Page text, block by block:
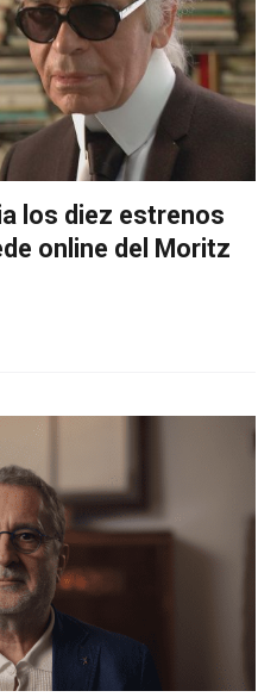
los diez estrenos
online del Moritz